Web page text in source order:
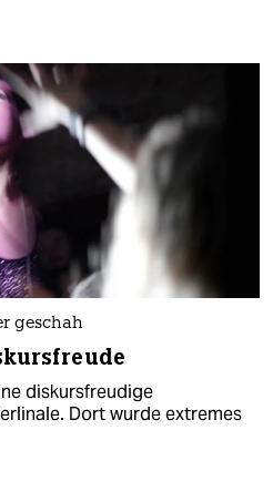
geschah
diskursfreudige
Dort wurde extremes